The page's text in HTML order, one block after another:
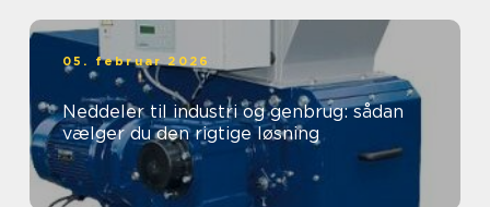
05. februar 2026
Neddeler til industri og genbrug: sådan
vælger du den rigtige løsning